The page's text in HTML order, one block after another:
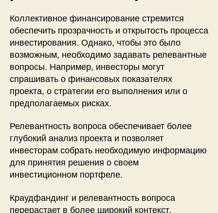
Коллективное финансирование стремится
обеспечить прозрачность и открытость процесса
инвестирования. Однако, чтобы это было
возможным, необходимо задавать релевантные
вопросы. Например, инвесторы могут
спрашивать о финансовых показателях
проекта, о стратегии его выполнения или о
предполагаемых рисках.
Релевантность вопроса обеспечивает более
глубокий анализ проекта и позволяет
инвесторам собрать необходимую информацию
для принятия решения о своем
инвестиционном портфеле.
Краудфандинг и релевантность вопроса
перерастает в более широкий контекст,